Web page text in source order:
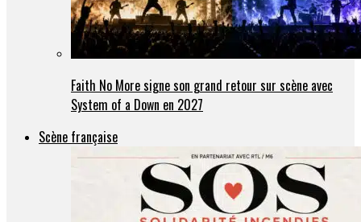
Faith No More signe son grand retour sur scène avec
System of a Down en 2027
Scène française